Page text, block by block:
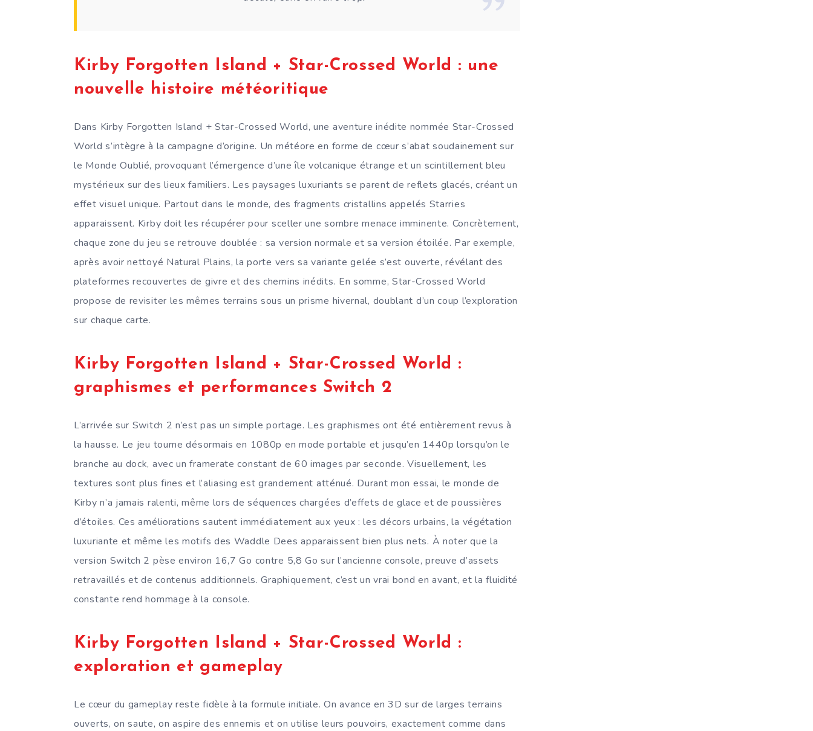
Kirby Forgotten Island + Star-Crossed World : une
nouvelle histoire météoritique
Dans Kirby Forgotten Island + Star-Crossed World, une aventure inédite nommée Star-Crossed
World s’intègre à la campagne d’origine. Un météore en forme de cœur s’abat soudainement sur
le Monde Oublié, provoquant l’émergence d’une île volcanique étrange et un scintillement bleu
mystérieux sur des lieux familiers. Les paysages luxuriants se parent de reflets glacés, créant un
effet visuel unique. Partout dans le monde, des fragments cristallins appelés Starries
apparaissent. Kirby doit les récupérer pour sceller une sombre menace imminente. Concrètement,
chaque zone du jeu se retrouve doublée : sa version normale et sa version étoilée. Par exemple,
après avoir nettoyé Natural Plains, la porte vers sa variante gelée s’est ouverte, révélant des
plateformes recouvertes de givre et des chemins inédits. En somme, Star-Crossed World
propose de revisiter les mêmes terrains sous un prisme hivernal, doublant d’un coup l’exploration
sur chaque carte.
Kirby Forgotten Island + Star-Crossed World :
graphismes et performances Switch 2
L’arrivée sur Switch 2 n’est pas un simple portage. Les graphismes ont été entièrement revus à
la hausse. Le jeu tourne désormais en 1080p en mode portable et jusqu’en 1440p lorsqu’on le
branche au dock, avec un framerate constant de 60 images par seconde. Visuellement, les
textures sont plus fines et l’aliasing est grandement atténué. Durant mon essai, le monde de
Kirby n’a jamais ralenti, même lors de séquences chargées d’effets de glace et de poussières
d’étoiles. Ces améliorations sautent immédiatement aux yeux : les décors urbains, la végétation
luxuriante et même les motifs des Waddle Dees apparaissent bien plus nets. À noter que la
version Switch 2 pèse environ 16,7 Go contre 5,8 Go sur l’ancienne console, preuve d’assets
retravaillés et de contenus additionnels. Graphiquement, c’est un vrai bond en avant, et la fluidité
constante rend hommage à la console.
Kirby Forgotten Island + Star-Crossed World :
exploration et gameplay
Le cœur du gameplay reste fidèle à la formule initiale. On avance en 3D sur de larges terrains
ouverts, on saute, on aspire des ennemis et on utilise leurs pouvoirs, exactement comme dans